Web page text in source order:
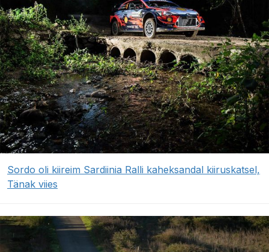
Sordo oli kiireim Sardiinia Ralli kaheksandal kiiruskatsel,
Tänak viies